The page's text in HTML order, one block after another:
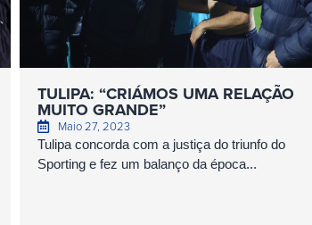
TULIPA: “CRIÁMOS UMA RELAÇÃO
MUITO GRANDE”
Maio 27, 2023
Tulipa concorda com a justiça do triunfo do
Sporting e fez um balanço da época...